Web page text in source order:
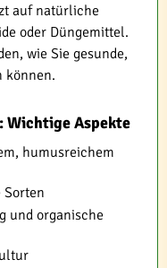
auf natürliche
oder Düngemittel.
wie Sie gesunde,
können.
Wichtige Aspekte
humusreichem
Sorten
und organische